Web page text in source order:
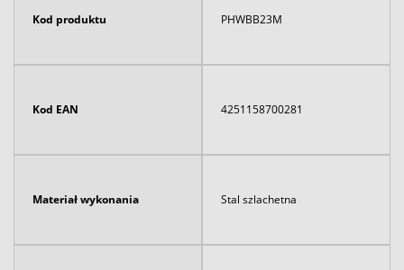
Kod produktu PHWBB23M
Kod EAN 4251158700281
Materiał wykonania Stal szlachetna